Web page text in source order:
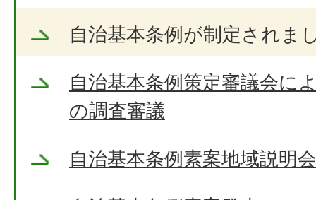
自治基本条例が制定されま
自治基本条例策定審議会に
の調査審議
自治基本条例素案地域説明